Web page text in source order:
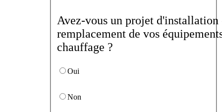
Avez-vous un projet d'installation
remplacement de vos
chauffage ?
Oui
Non